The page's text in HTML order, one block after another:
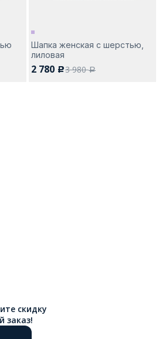
Шапка женская с шерстью,
лиловая
2 780 c3 980a
скидку
заказ!